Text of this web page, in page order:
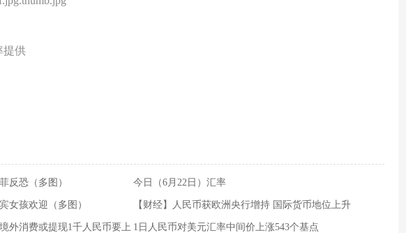
提供
反恐（多图） 今日（6月22日）汇率
女孩欢迎（多图） 【财经】人民币获欧洲央行增持 国际货币地位上升
外消费或提现1千人民币要上 1日人民币对美元汇率中间价上涨543个基点